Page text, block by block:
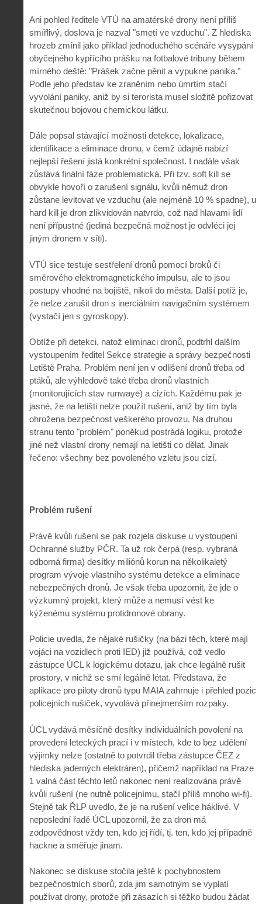
Ani pohled ředitele VTÚ na amatérské drony není příliš
smířlivý, doslova je nazval "smetí ve vzduchu". Z hlediska
hrozeb zmínil jako příklad jednoduchého scénáře vysypání
obyčejného kypřícího prášku na fotbalové tribuny během
mírného deště: "Prášek začne pěnit a vypukne panika."
Podle jeho představ ke zraněním nebo úmrtím stačí
vyvolání paniky, aniž by si terorista musel složitě pořizovat
skutečnou bojovou chemickou látku.
Dále popsal stávající možnosti detekce, lokalizace,
identifikace a eliminace dronu, v čemž údajně nabízí
nejlepší řešení jistá konkrétní společnost. I nadále však
zůstává finální fáze problematická. Při tzv. soft kill se
obvykle hovoří o zarušení signálu, kvůli němuž dron
zůstane levitovat ve vzduchu (ale nejméně 10 % spadne), u
hard kill je dron zlikvidován natvrdo, což nad hlavami lidí
není přípustné (jediná bezpečná možnost je odvléci jej
jiným dronem v síti).
VTÚ sice testuje sestřelení dronů pomocí broků či
směrového elektromagnetického impulsu, ale to jsou
postupy vhodné na bojiště, nikoli do města. Další potíž je,
že nelze zarušit dron s inerciálním navigačním systémem
(vystačí jen s gyroskopy).
Obtíže při detekci, natož eliminaci dronů, podtrhl dalším
vystoupením ředitel Sekce strategie a správy bezpečnosti
Letiště Praha. Problém není jen v odlišení dronů třeba od
ptáků, ale výhledově také třeba dronů vlastních
(monitorujících stav runwaye) a cizích. Každému pak je
jasné, že na letišti nelze použít rušení, aniž by tím byla
ohrožena bezpečnost veškerého provozu. Na druhou
stranu tento "problém" poněkud postrádá logiku, protože
jiné než vlastní drony nemají na letišti co dělat. Jinak
řečeno: všechny bez povoleného vzletu jsou cizí.
Problém rušení
Právě kvůli rušení se pak rozjela diskuse u vystoupení
Ochranné služby PČR. Ta už rok čerpá (resp. vybraná
odborná firma) desítky miliónů korun na několikaletý
program vývoje vlastního systému detekce a eliminace
nebezpečných dronů. Je však třeba upozornit, že jde o
výzkumný projekt, který může a nemusí vést ke
kýženému systému protidronové obrany.
Policie uvedla, že nějaké rušičky (na bázi těch, které mají
vojáci na vozidlech proti IED) již používá, což vedlo
zástupce ÚCL k logickému dotazu, jak chce legálně rušit
prostory, v nichž se smí legálně létat. Představa, že
aplikace pro piloty dronů typu MAIA zahrnuje i přehled pozic
policejních rušiček, vyvolává přinejmenším rozpaky.
ÚCL vydává měsíčně desítky individuálních povolení na
provedení leteckých prací i v místech, kde to bez udělení
výjimky nelze (ostatně to potvrdil třeba zástupce ČEZ z
hlediska jaderných elektráren), přičemž například na Praze
1 valná část těchto letů nakonec není realizována právě
kvůli rušení (ne nutně policejnímu, stačí příliš mnoho wi-fi).
Stejně tak ŘLP uvedlo, že je na rušení velice háklivé. V
neposlední řadě ÚCL upozornil, že za dron má
zodpovědnost vždy ten, kdo jej řídí, tj. ten, kdo jej případně
hackne a směřuje jinam.
Nakonec se diskuse stočila ještě k pochybnostem
bezpečnostních sborů, zda jim samotným se vyplatí
používat drony, protože při zásazích si těžko budou žádat